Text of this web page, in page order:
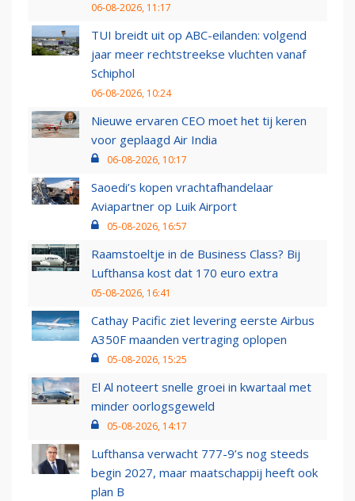
06-08-2026, 11:17
TUI breidt uit op ABC-eilanden: volgend
jaar meer rechtstreekse vluchten vanaf
Schiphol
06-08-2026, 10:24
Nieuwe ervaren CEO moet het tij keren
voor geplaagd Air India
06-08-2026, 10:17
Saoedi’s kopen vrachtafhandelaar
Aviapartner op Luik Airport
05-08-2026, 16:57
Raamstoeltje in de Business Class? Bij
Lufthansa kost dat 170 euro extra
05-08-2026, 16:41
Cathay Pacific ziet levering eerste Airbus
A350F maanden vertraging oplopen
05-08-2026, 15:25
El Al noteert snelle groei in kwartaal met
minder oorlogsgeweld
05-08-2026, 14:17
Lufthansa verwacht 777-9’s nog steeds
begin 2027, maar maatschappij heeft ook
plan B